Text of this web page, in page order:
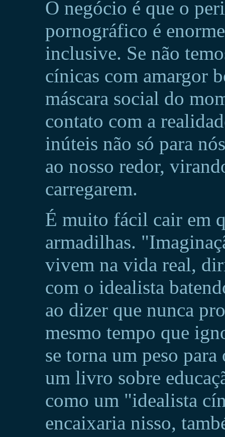
O negócio é que o
pornográfico é
inclusive. Se não
cínicas com amargor
máscara social do
contato com a
inúteis não só para
ao nosso redor,
carregarem.
É muito fácil cair em
armadilhas.
vivem na vida real,
com o idealista
ao dizer que nunca
mesmo tempo que
se torna um peso
um livro sobre
como um "idealista
encaixaria nisso,